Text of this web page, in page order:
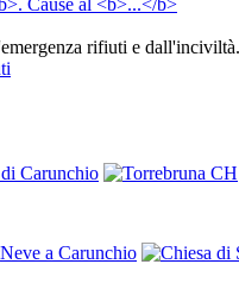
rifiuti e